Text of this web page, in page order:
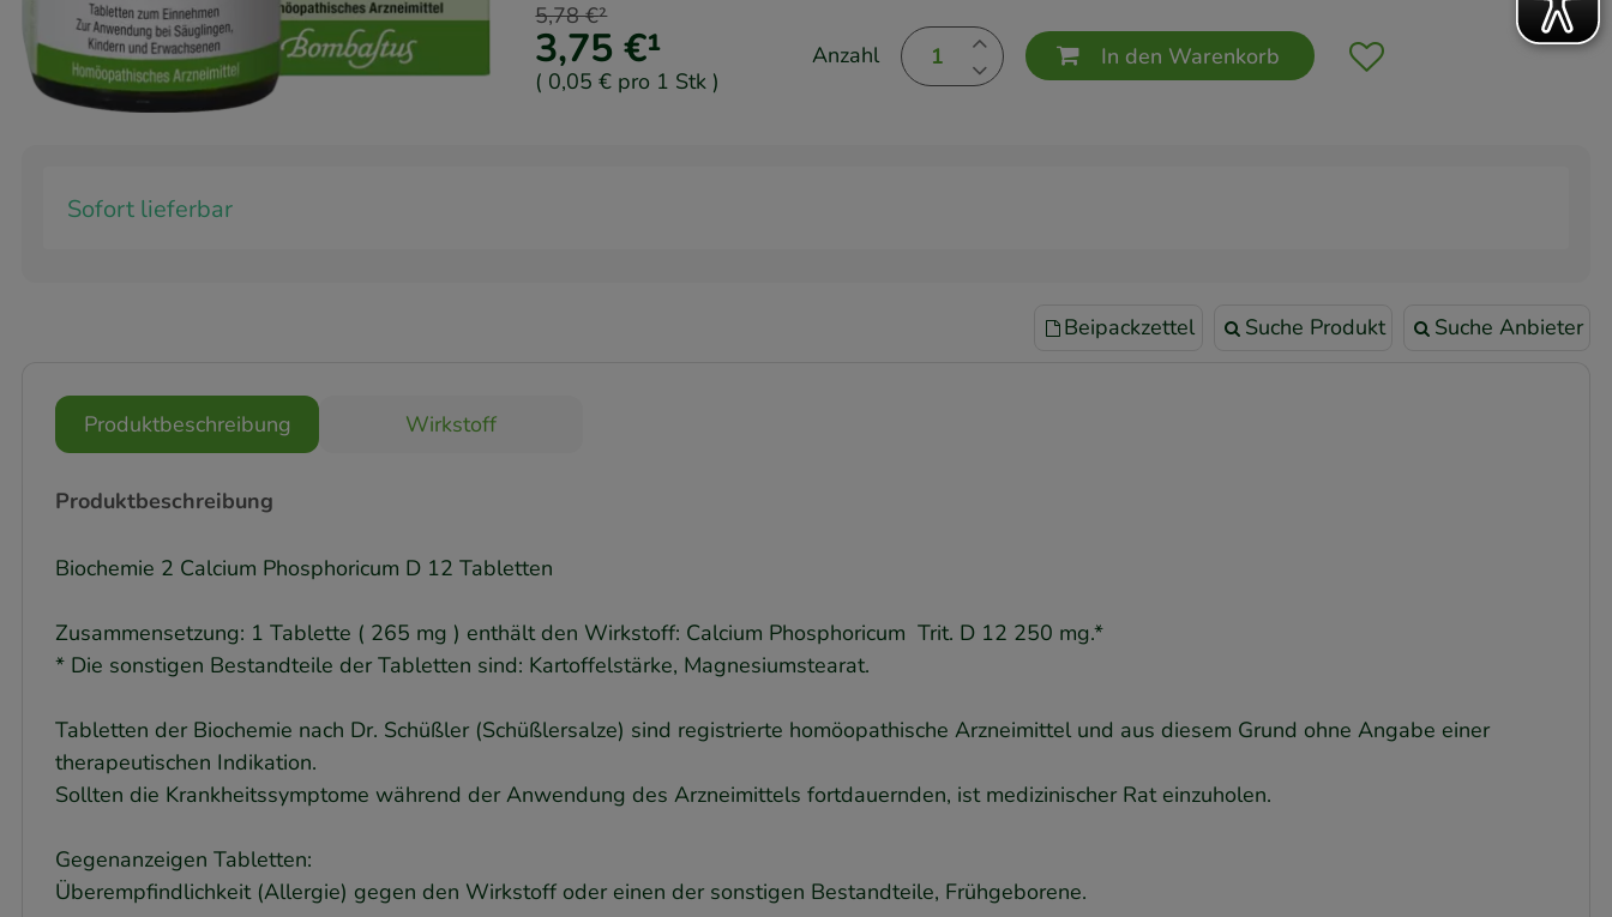
3,75 €¹
5,78 €²
( 0,05 € pro 1 Stk )
Anzahl In den Warenkorb
Sofort lieferbar
Beipackzettel Suche Produkt Suche Anbieter
Produktbeschreibung Wirkstoff
Produktbeschreibung
Biochemie 2 Calcium Phosphoricum D 12 Tabletten
Zusammensetzung: 1 Tablette ( 265 mg ) enthält den Wirkstoff: Calcium Phosphoricum Trit. D 12 250 mg.*
* Die sonstigen Bestandteile der Tabletten sind: Kartoffelstärke, Magnesiumstearat.
Tabletten der Biochemie nach Dr. Schüßler (Schüßlersalze) sind registrierte homöopathische Arzneimittel und aus diesem Grund ohne Angabe einer
therapeutischen Indikation.
Sollten die Krankheitssymptome während der Anwendung des Arzneimittels fortdauernden, ist medizinischer Rat einzuholen.
Gegenanzeigen Tabletten:
Überempfindlichkeit (Allergie) gegen den Wirkstoff oder einen der sonstigen Bestandteile, Frühgeborene.